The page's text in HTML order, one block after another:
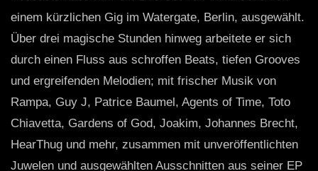
einem kürzlichen Gig im Watergate, Berlin, ausgewählt.
Über drei magische Stunden hinweg arbeitete er sich
durch einen Fluss aus schroffen Beats, tiefen Grooves
und ergreifenden Melodien; mit frischer Musik von
Rampa, Guy J, Patrice Baumel, Agents of Time, Toto
Chiavetta, Gardens of God, Joakim, Johannes Brecht,
HearThug und mehr, zusammen mit unveröffentlichten
Juwelen und ausgewählten Ausschnitten aus seiner EP